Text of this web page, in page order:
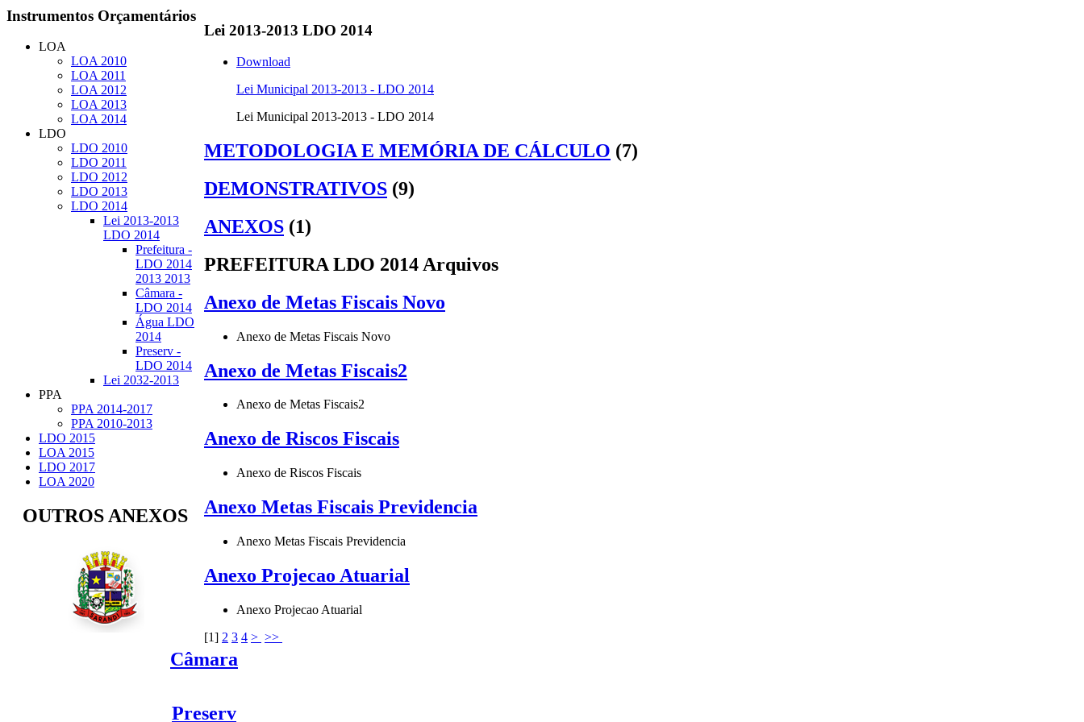
Lei 2013-2013 LDO 2014
Download
Lei Municipal 2013-2013 - LDO 2014
Lei Municipal 2013-2013 - LDO 2014
METODOLOGIA E MEMÓRIA DE CÁLCULO (7)
DEMONSTRATIVOS (9)
ANEXOS (1)
PREFEITURA LDO 2014 Arquivos
Anexo de Metas Fiscais Novo
Anexo de Metas Fiscais Novo
Anexo de Metas Fiscais2
Anexo de Metas Fiscais2
Anexo de Riscos Fiscais
Anexo de Riscos Fiscais
Anexo Metas Fiscais Previdencia
Anexo Metas Fiscais Previdencia
Anexo Projecao Atuarial
Anexo Projecao Atuarial
[1] 2 3 4 > >>
Instrumentos Orçamentários
LOA
LOA 2010
LOA 2011
LOA 2012
LOA 2013
LOA 2014
LDO
LDO 2010
LDO 2011
LDO 2012
LDO 2013
LDO 2014
Lei 2013-2013
LDO 2014
Prefeitura -
LDO 2014
2013 2013
Câmara -
LDO 2014
Água LDO
2014
Preserv -
LDO 2014
Lei 2032-2013
PPA
PPA 2014-2017
PPA 2010-2013
LDO 2015
LOA 2015
LDO 2017
LOA 2020
OUTROS ANEXOS
Câmara
Preserv